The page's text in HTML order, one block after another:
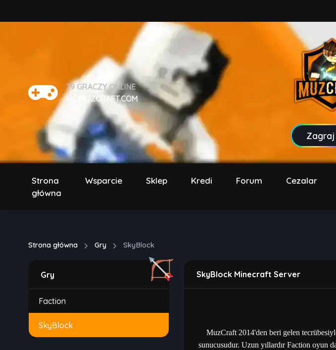
79 GRACZY ONLINE
MC.MUZCRAFT.COM
Strona
główna
Wsparcie Sklep Kredi Forum Cezalar
Strona główna Gry SkyBlock
Gry
Faction
SkyBlock
SkyBlock Minecraft Server
MuzCraft 2014'den beri gelen
sunucusudur. Uzun yıllardır Faction oyun